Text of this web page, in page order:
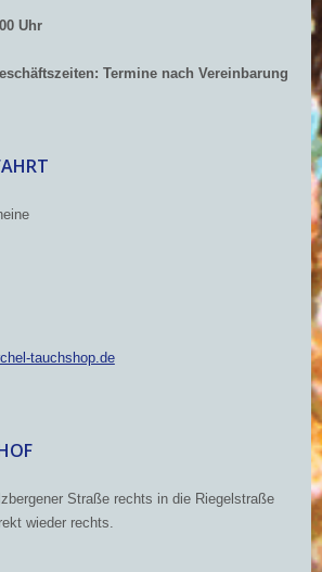
Uhr
Termine nach Vereinbarung
tauchshop.de
Straße rechts in die Riegelstraße
wieder rechts.